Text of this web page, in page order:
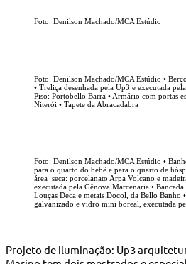
Foto: Denilson Machado/MCA Estúdio
Foto: Denilson Machado/MCA Estúdio •
• Treliça desenhada pela Up3 e executada
Piso: Portobello Barra • Armário com portas
Niterói • Tapete da Abracadabra
Foto: Denilson Machado/MCA Estúdio •
para o quarto do bebê e para o quarto de
área seca: porcelanato Arpa Volcano e
executada pela Gênova Marcenaria •
Louças Deca e metais Docol, da Bello Banho
galvanizado e vidro mini boreal, executada
Projeto de iluminação: Up3